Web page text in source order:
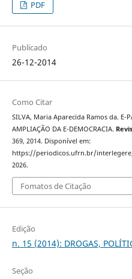
PDF
Publicado
26-12-2014
Como Citar
SILVA, Maria Aparecida Ramos da. E-
AMPLIAÇÃO DA E-DEMOCRACIA.
369, 2014. Disponível em:
https://periodicos.ufrn.br/
2026.
Fomatos de Citação
Edição
n. 15 (2014): DROGAS,
Seção